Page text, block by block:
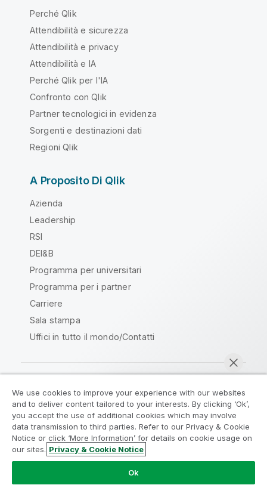
Perché Qlik
Attendibilità e sicurezza
Attendibilità e privacy
Attendibilità e IA
Perché Qlik per l'IA
Confronto con Qlik
Partner tecnologici in evidenza
Sorgenti e destinazioni dati
Regioni Qlik
A Proposito Di Qlik
Azienda
Leadership
RSI
DEI&B
Programma per universitari
Programma per i partner
Carriere
Sala stampa
Uffici in tutto il mondo/Contatti
Qlik Community
Contratti
Termini del prodotto
Legal Policies
Note Legali
Termini di utilizzo
Marchi
Do Not Share My Info
Copyright © 1993-2026 QlikTech International AB. Tutti i
We use cookies to improve your experience with our websites
and to deliver content tailored to your interests. By clicking ‘Ok’,
you accept the use of additional cookies which may involve
data transmission to third parties. Refer to our Privacy & Cookie
Notice or click ‘More Information’ for details on cookie usage on
our sites. Privacy & Cookie Notice
Ok